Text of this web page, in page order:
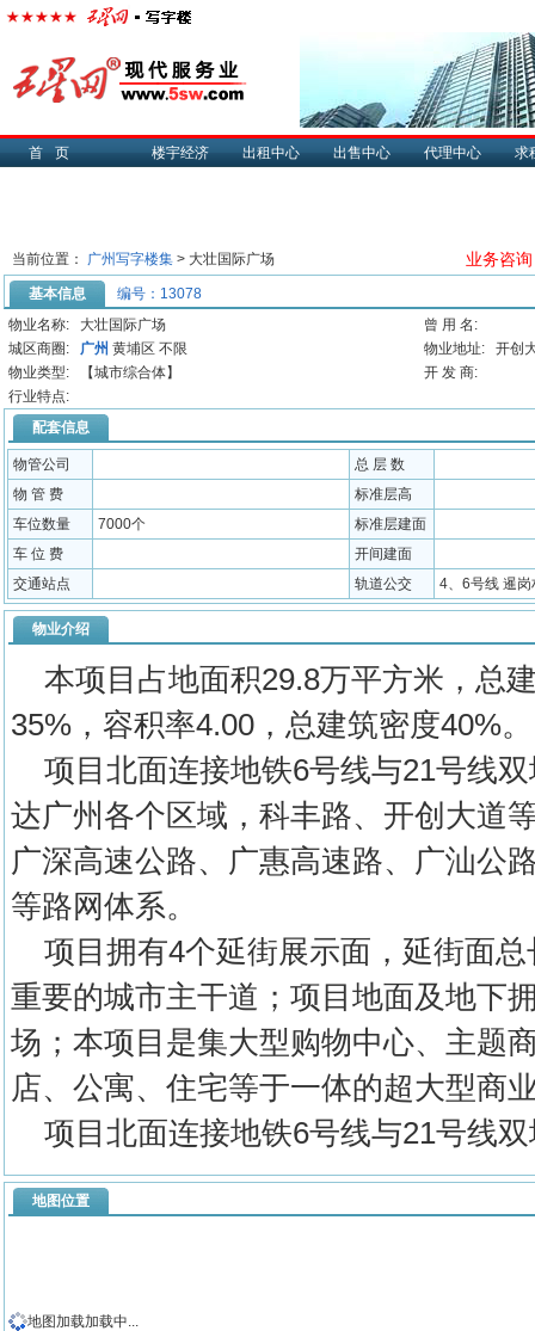
首页 楼宇经济 出租中心 出售中心 代理中心 求
当前位置： 广州写字楼集 > 大壮国际广场 业务咨
基本信息
编号：13078
物业名称:
大壮国际广场
曾 用 名:
城区商圈:
广州 黄埔区 不限 物业地址:
开创
物业类型:
【城市综合体】
开 发 商:
行业特点:
配套信息
物管公司
总 层 数
物 管 费
标准层高
车位数量
7000个
标准层建面
车 位 费
开间建面
交通站点
轨道公交 4、6号线 暹
物业介绍
本项目占地面积29.8万平方米，总
35%，容积率4.00，总建筑密度40%。
项目北面连接地铁6号线与21号线
达广州各个区域，科丰路、开创大道
广深高速公路、广惠高速路、广汕公
等路网体系。
项目拥有4个延街展示面，延街面
重要的城市主干道；项目地面及地下
场；本项目是集大型购物中心、主题
店、公寓、住宅等于一体的超大型商
项目北面连接地铁6号线与21号线
地图位置
地图加载加载中...